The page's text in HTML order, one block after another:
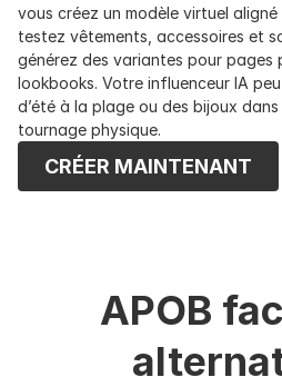
vous créez un modèle virtuel
testez vêtements, accessoires et
générez des variantes pour pages
lookbooks. Votre influenceur IA
d’été à la plage ou des bijoux
tournage physique.
CRÉER MAINTENANT
APOB